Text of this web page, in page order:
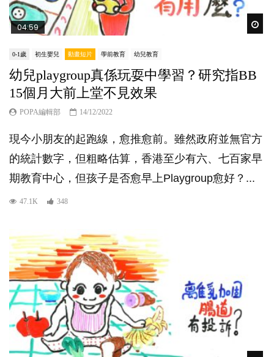
04:59
0-1歲 初生嬰兒 動畫短片 學前教育 幼兒教育
幼兒playgroup真係玩耍中學習？研究指BB
15個月大前上堂不見效果
POPA編輯部 14/12/2022
現今小朋友的起跑線，愈推愈前。雖然政府並無官方
的統計數字，但粗略估算，香港至少有六、七百家早
期教育中心，但孩子是否愈早上Playgroup愈好？...
47.1K 348